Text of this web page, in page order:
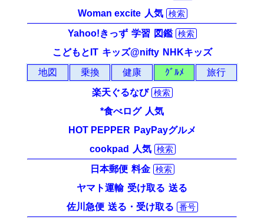
Woman excite 人気 検索
Yahoo!きっず 学習 図鑑 検索
こどもとIT キッズ@nifty NHKキッズ
地図
乗換 健康 ｸﾞﾙﾒ
旅行
楽天ぐるなび 検索
*食べログ 人気
HOT PEPPER PayPayグルメ
cookpad
人気 検索
日本郵便 料金 検索
ヤマト運輸 受け取る 送る
佐川急便 送る・受け取る 番号